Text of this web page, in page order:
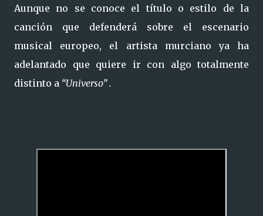
Aunque no se conoce el título o estilo de la
canción que defenderá sobre el escenario
musical europeo, el artista murciano ya ha
adelantado que quiere ir con algo totalmente
distinto a “Universo” .